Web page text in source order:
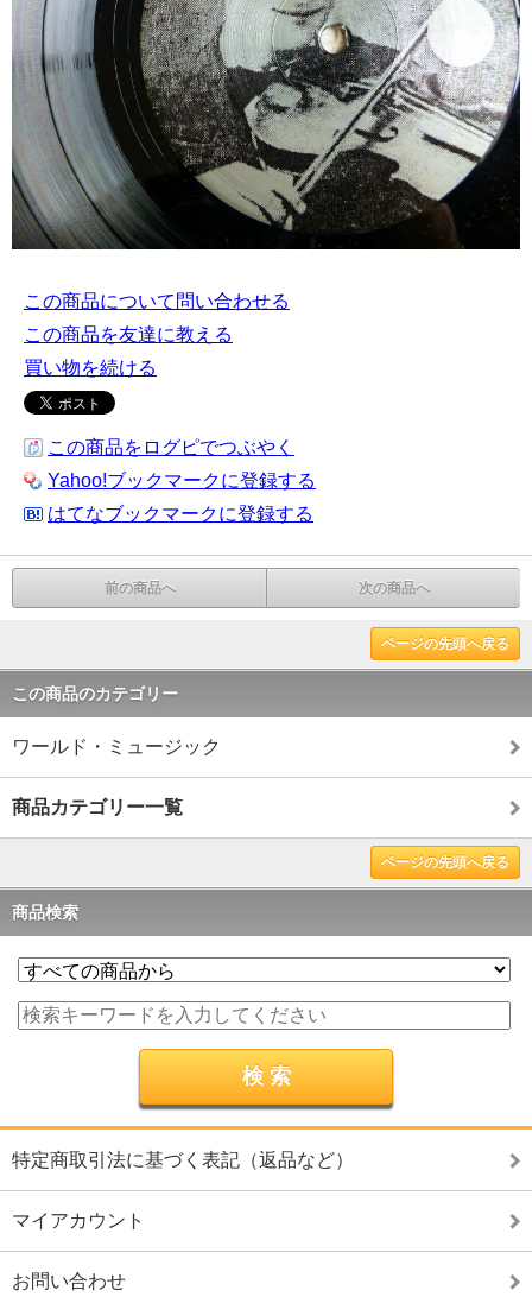
この商品について問い合わせる
この商品を友達に教える
買い物を続ける
この商品をログピでつぶやく
Yahoo!ブックマークに登録する
はてなブックマークに登録する
前の商品へ 次の商品へ
ページの先頭へ戻る
この商品のカテゴリー
ワールド・ミュージック
商品カテゴリー一覧
ページの先頭へ戻る
商品検索
特定商取引法に基づく表記（返品など）
マイアカウント
お問い合わせ